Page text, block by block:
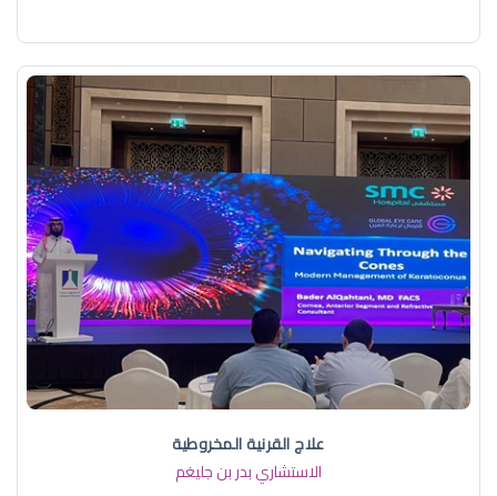
علاج القرنية المخروطية
الاستشاري بدر بن جليغم